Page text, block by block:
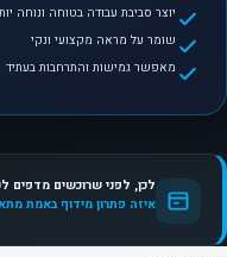
יוצר סביבת עבודה בטוחה ונוחה
שומר על מראה מקצועי ונקי
מאפשר גמישות והתרחבות בעתיד
לכן, לפני שרוכשים
איזה פתרון מידוף באמת